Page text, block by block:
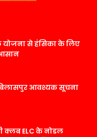
योजना से हंसिका के लिए
आसान
आवश्यक सूचना
क्लब ELC के नोडल